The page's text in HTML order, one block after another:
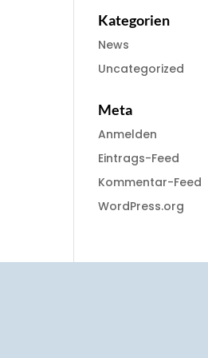
Kategorien
News
Uncategorized
Meta
Anmelden
Eintrags-Feed
Kommentar-Feed
WordPress.org